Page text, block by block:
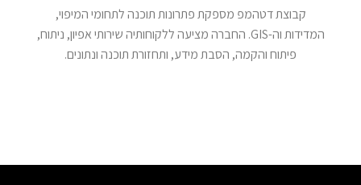
קבוצת דטהמפ מספקת פתרונות תוכנה לתחומי המיפוי,
המדידות וה-GIS. החברה מציעה ללקוחותיה שירותי אפיון, ניתוח,
פיתוח והקמה, הסבת מידע, ותחזורת תוכנה ונתונים.